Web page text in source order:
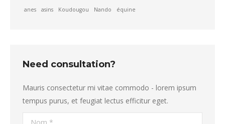
anes asins Koudougou Nando équine
Need consultation?
Mauris consectetur mi vitae commodo - lorem ipsum
tempus purus, et feugiat lectus efficitur eget.
Nom *